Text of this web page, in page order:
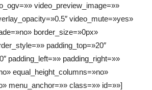
video_preview_image=»»
video_mute=»yes»
border_size=»0px»
padding_top=»20″
padding_left=»» padding_right=»»
equal_height_columns=»no»
menu_anchor=»» class=»» id=»»]